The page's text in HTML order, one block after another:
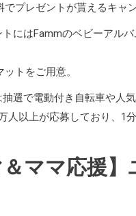
プレゼントが貰えるキャ
トにはFammのベビーアル
トをご用意。
選で電動付き自転車や人
人以上が応募しており、
ママ応援